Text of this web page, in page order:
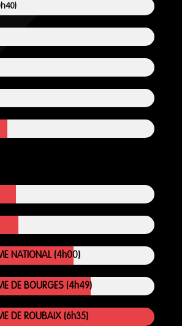
NATIONAL (4h00)
DE BOURGES (4h49)
DE ROUBAIX (6h35)